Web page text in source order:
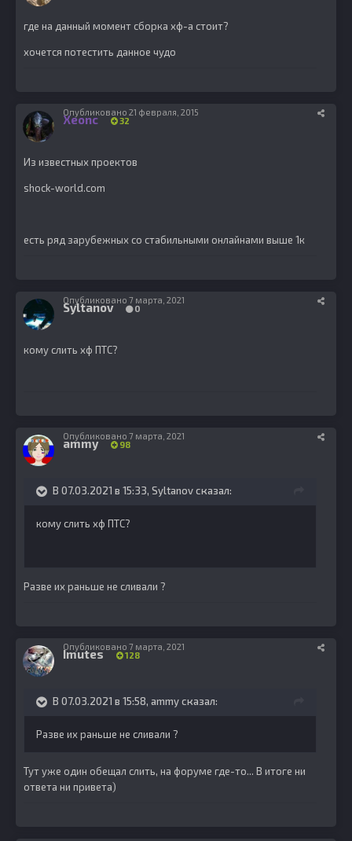
где на данный момент сборка хф-а стоит?
хочется потестить данное чудо
Xeonc 32
Опубликовано 21 февраля, 2015
Из известных проектов
shock-world.com
есть ряд зарубежных со стабильными онлайнами выше 1к
Syltanov 0
Опубликовано 7 марта, 2021
кому слить хф ПТС?
ammy 98
Опубликовано 7 марта, 2021
В 07.03.2021 в 15:33, Syltanovсказал:
кому слить хф ПТС?
Разве их раньше не сливали ?
Imutes 128
Опубликовано 7 марта, 2021
В 07.03.2021 в 15:58, ammyсказал:
Разве их раньше не сливали ?
Тут уже один обещал слить, на форуме где-то... В итоге ни
ответа ни привета)